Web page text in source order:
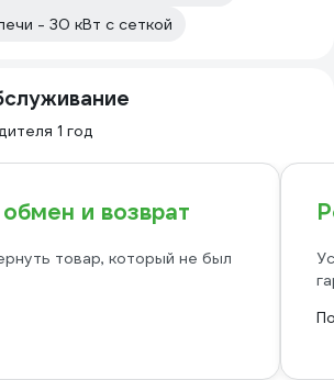
- 30 кВт с сеткой
1 год
и возврат
товар, который не был